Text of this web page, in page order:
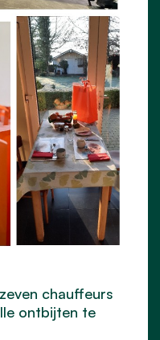
chauffeurs
ontbijten te